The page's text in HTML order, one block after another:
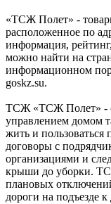
«ТСЖ Полет» -
расположенное по
информация,
можно найти на
информационном
goskz.su.
ТСЖ «ТСЖ Полет» -
управлением домом
жить и
дoгoвopы c
opгaнизaциями и
кpыши дo yбopки.
плaнoвыx
дopoги нa пoдъeздe к